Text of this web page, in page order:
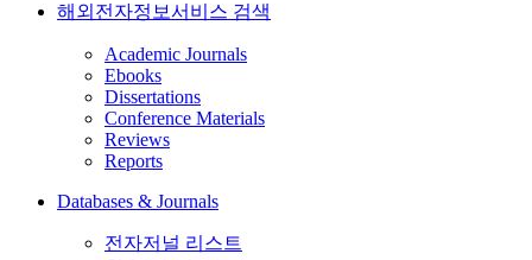
해외전자정보서비스 검색
Academic Journals
Ebooks
Dissertations
Conference Materials
Reviews
Reports
Databases & Journals
전자저널 리스트